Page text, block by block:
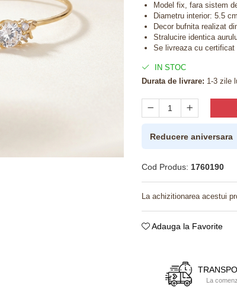
Model fix, fara sistem
Diametru interior: 5.5
Decor bufnita realizat
Stralucire identica
Se livreaza cu certificat
IN STOC
Durata de livrare: 1-3 zile
Reducere aniversara
Cod Produs: 1760190
La achizitionarea acestui
Adauga la Favorite
La